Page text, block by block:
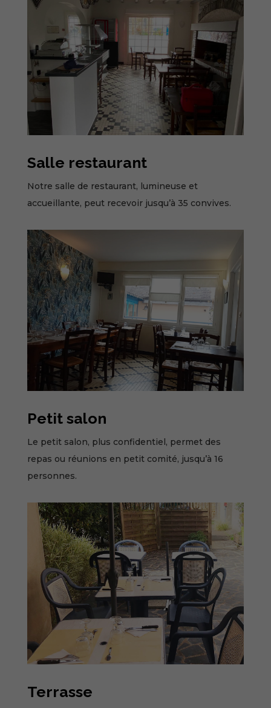
Salle restaurant
Notre salle de restaurant, lumineuse et
accueillante, peut recevoir jusqu’à 35 convives.
Petit salon
Le petit salon, plus confidentiel, permet des
repas ou réunions en petit comité, jusqu’à 16
personnes.
Terrasse